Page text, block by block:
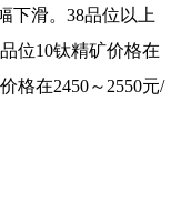
下滑。38品位以上
位10钛精矿价格在
格在2450～2550元/